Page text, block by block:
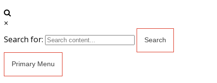
×
Search for:
Primary Menu